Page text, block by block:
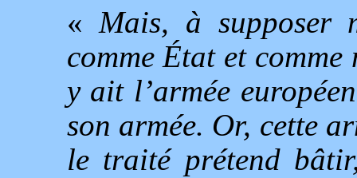
«Mais, à supposer
comme État et
y ait l’armée
son armée. Or, cette
le traité prétend